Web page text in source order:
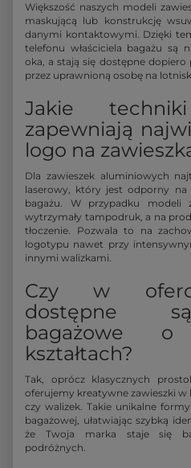
Większość naszych modeli
maskującą lub konstrukcję
danymi kontaktowymi. Dzięki
telefonu właściciela bagażu są
oka, a stają się dostępne dopiero
przez uprawnioną osobę na
Jakie
zapewniają
logo na
Dla zawieszek aluminiowych
laserowy, który jest odporny na
bagażu. W przypadku modeli
wytrzymały tampodruk, a na
tłoczenie. Pozwala to na
logotypu nawet przy
innymi walizkami.
Czy w
dostępne
bagażowe o
kształtach?
Tak, oprócz klasycznych
oferujemy kreatywne zawieszki w
czy walizek. Takie unikalne
bagażowej, ułatwiając szybką
że Twoja marka staje się
podróżnych.